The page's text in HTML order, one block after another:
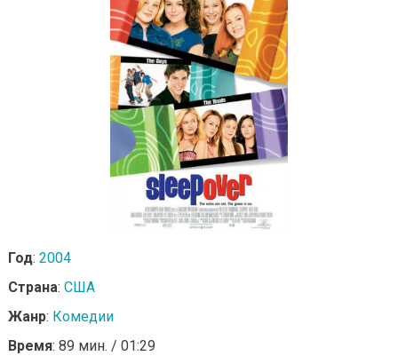
Год: 2004
Страна: США
Жанр: Комедии
Время: 89 мин. / 01:29